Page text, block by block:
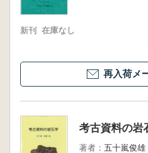
新刊 在庫なし
再入荷メ
考古資料の岩
著者： 五十嵐俊